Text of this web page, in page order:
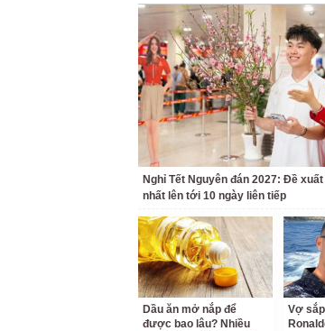
Nghỉ Tết Nguyên đán 2027: Đề
nhất lên tới 10 ngày liên tiếp
Dầu ăn mở nắp để
được bao lâu? Nhiều
Vợ